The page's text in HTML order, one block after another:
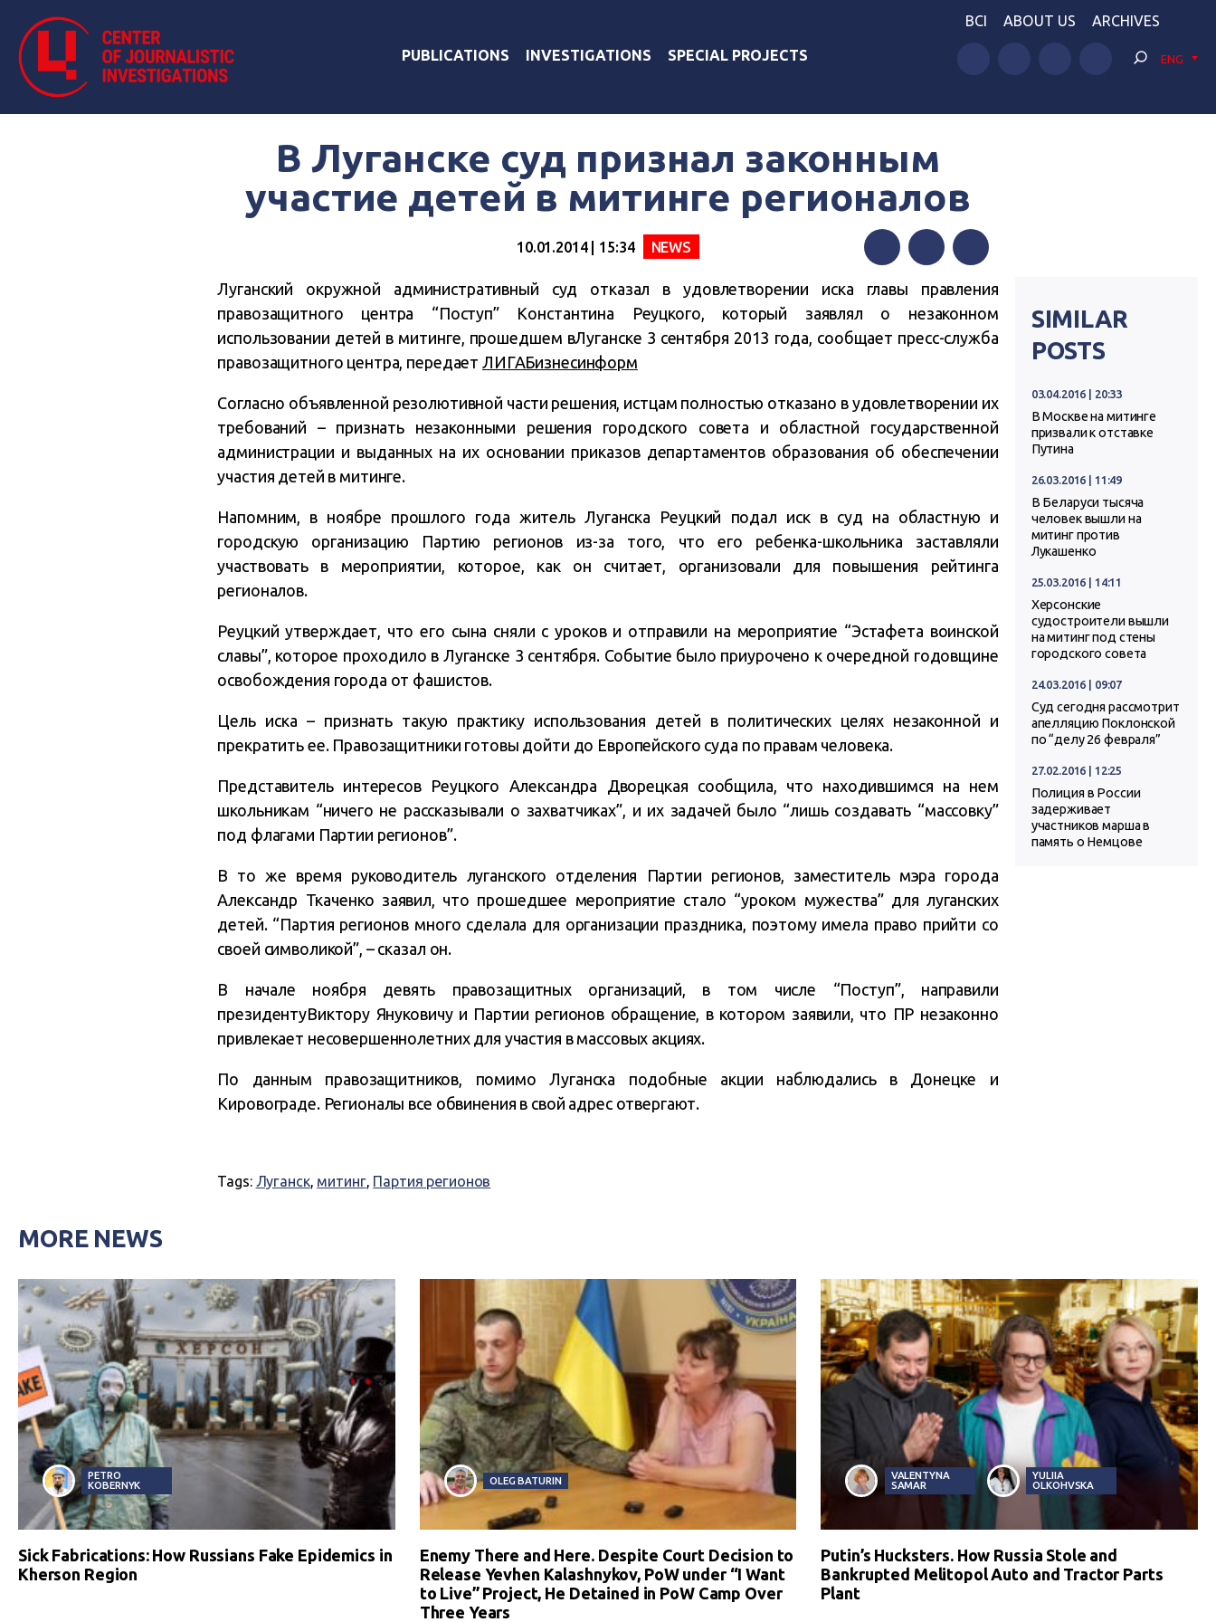
PUBLICATIONS INVESTIGATIONS SPECIAL PROJECTS
BCI ABOUT US ARCHIVES
ENG
В Луганске суд признал законным
участие детей в митинге регионалов
10.01.2014 | 15:34 NEWS
FacebookTwitter Telegram
Луганский окружной административный суд отказал в удовлетворении иска главы правления
правозащитного центра “Поступ” Константина Реуцкого, который заявлял о незаконном
использовании детей в митинге, прошедшем вЛуганске 3 сентября 2013 года, сообщает пресс-служба
правозащитного центра, передаетЛИГАБизнесинформ
Согласно объявленной резолютивной части решения, истцам полностью отказано в удовлетворении их
требований – признать незаконными решения городского совета и областной государственной
администрации и выданных на их основании приказов департаментов образования об обеспечении
участия детей в митинге.
Напомним, в ноябре прошлого года житель Луганска Реуцкий подал иск в суд на областную и
городскую организацию Партию регионов из-за того, что его ребенка-школьника заставляли
участвовать в мероприятии, которое, как он считает, организовали для повышения рейтинга
регионалов.
Реуцкий утверждает, что его сына сняли с уроков и отправили на мероприятие “Эстафета воинской
славы”, которое проходило в Луганске 3 сентября. Событие было приурочено к очередной годовщине
освобождения города от фашистов.
Цель иска – признать такую практику использования детей в политических целях незаконной и
прекратить ее. Правозащитники готовы дойти до Европейского суда по правам человека.
Представитель интересов Реуцкого Александра Дворецкая сообщила, что находившимся на нем
школьникам “ничего не рассказывали о захватчиках”, и их задачей было “лишь создавать “массовку”
под флагами Партии регионов”.
В то же время руководитель луганского отделения Партии регионов, заместитель мэра города
Александр Ткаченко заявил, что прошедшее мероприятие стало “уроком мужества” для луганских
детей. “Партия регионов много сделала для организации праздника, поэтому имела право прийти со
своей символикой”, – сказал он.
В начале ноября девять правозащитных организаций, в том числе “Поступ”, направили
президентуВиктору Януковичу и Партии регионов обращение, в котором заявили, что ПР незаконно
привлекает несовершеннолетних для участия в массовых акциях.
По данным правозащитников, помимо Луганска подобные акции наблюдались в Донецке и
Кировограде. Регионалы все обвинения в свой адрес отвергают.
Tags: Луганск, митинг, Партия регионов
SIMILAR
POSTS
03.04.2016 | 20:33
В Москве на митинге
призвали к отставке
Путина
26.03.2016 | 11:49
В Беларуси тысяча
человек вышли на
митинг против
Лукашенко
25.03.2016 | 14:11
Херсонские
судостроители вышли
на митинг под стены
городского совета
24.03.2016 | 09:07
Суд сегодня рассмотрит
апелляцию Поклонской
по “делу 26 февраля”
27.02.2016 | 12:25
Полиция в России
задерживает
участников марша в
память о Немцове
MORE NEWS
PETRO
KOBERNYK
Sick Fabrications: How Russians Fake Epidemics in
Kherson Region
OLEG BATURIN
Enemy There and Here. Despite Court Decision to
Release Yevhen Kalashnykov, PoW under “I Want
to Live” Project, He Detained in PoW Camp Over
Three Years
VALENTYNA
SAMAR
YULIIA
OLKOHVSKA
Putin’s Hucksters. How Russia Stole and
Bankrupted Melitopol Auto and Tractor Parts
Plant